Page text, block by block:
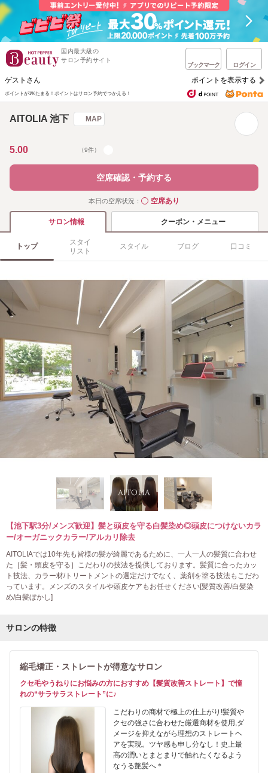
国内最大級の
サロン予約サイト
ブックマーク ログイン
ゲストさん ポイントを表示する
ポイントが1%たまる！ ポイントはサロン予約でつかえる！
AITOLIA 池下 MAP
5.00 （9件）
空席確認・予約する
本日の空席状況： ◯空席あり
サロン情報 クーポン・メニュー
トップ
スタイ
リスト
スタイル ブログ 口コミ
【池下駅3分/メンズ歓迎】髪と頭皮を守る白髪染め◎頭皮につけないカラ
ー/オーガニックカラー/アルカリ除去
AITOLIAでは10年先も皆様の髪が綺麗であるために、一人一人の髪質に合わせ
た［髪・頭皮を守る］こだわりの技法を提供しております。髪質に合ったカッ
ト技法、カラー材/トリートメントの選定だけでなく、薬剤を塗る技法もこだわ
っています。メンズのスタイルや頭皮ケアもお任せください[髪質改善/白髪染
め/白髪ぼかし]
サロンの特徴
縮毛矯正・ストレートが得意なサロン
クセ毛やうねりにお悩みの方におすすめ【髪質改善ストレート】で憧
れの“サラサラストレート”に♪
こだわりの商材で極上の仕上がり!髪質や
クセの強さに合わせた厳選商材を使用,ダ
メージを抑えながら理想のストレートヘ
アを実現。ツヤ感も申し分なし！史上最
高の潤いとまとまりで触れたくなるよう
なうる艶髪へ＊